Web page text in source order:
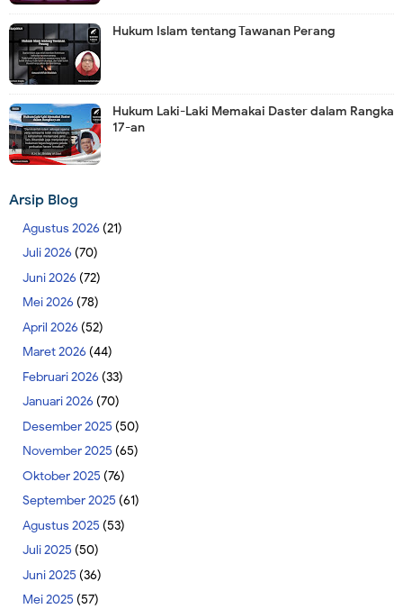
Hukum Islam tentang Tawanan Perang
Hukum Laki-Laki Memakai Daster dalam Rangka
17-an
Arsip Blog
Agustus 2026 (21)
Juli 2026 (70)
Juni 2026 (72)
Mei 2026 (78)
April 2026 (52)
Maret 2026 (44)
Februari 2026 (33)
Januari 2026 (70)
Desember 2025 (50)
November 2025 (65)
Oktober 2025 (76)
September 2025 (61)
Agustus 2025 (53)
Juli 2025 (50)
Juni 2025 (36)
Mei 2025 (57)